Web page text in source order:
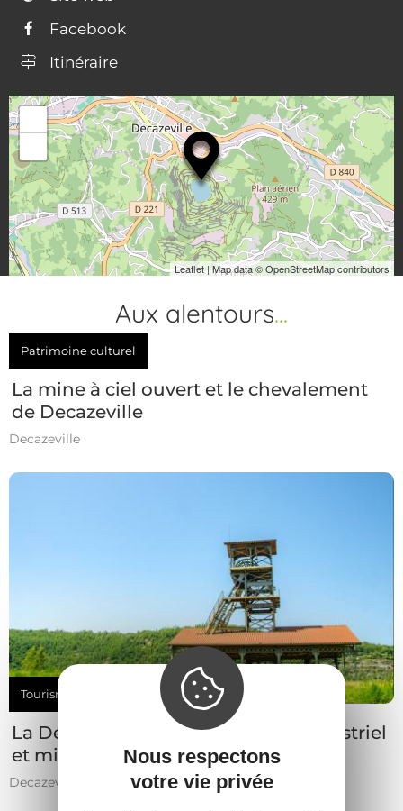
Facebook
Itinéraire
44.550740, 2.261806
Leaflet| Map data ©OpenStreetMap contributors
Aux alentours...
Patrimoine culturel
La mine à ciel ouvert et le chevalement
de Decazeville
Decazeville
Tourisme de découverte économique (groupes)
La Découverte et le patrimoine industriel
et minier (groupes)
Decazeville
Nous respectons
votre vie privée